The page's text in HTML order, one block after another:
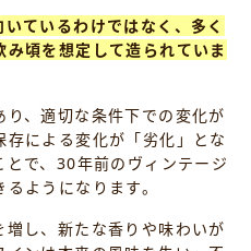
ているわけではなく、多く
頃を想定して造られていま
、適切な条件下での変化が
存による変化が「劣化」とな
で、30年前のヴィンテージ
ようになります。
し、新たな香りや味わいが